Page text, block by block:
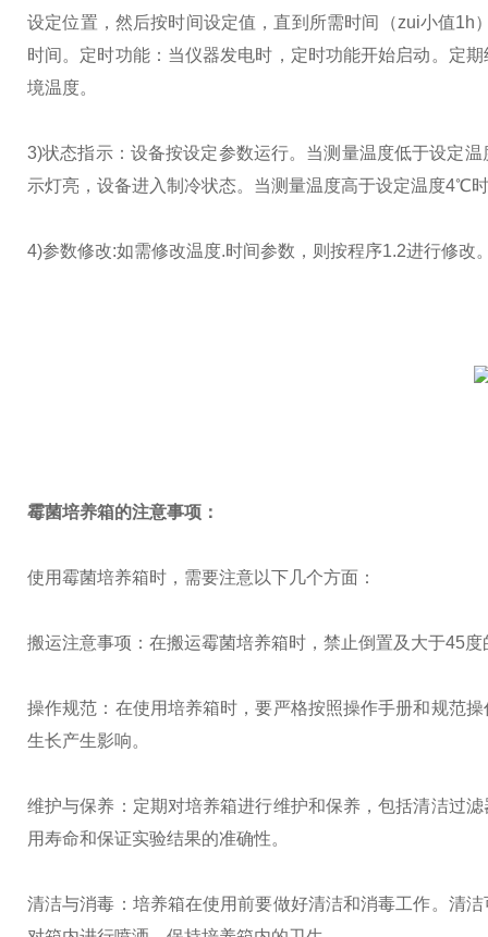
设定位置，然后按时间设定值，直到所需时间（zui小值
时间。定时功能：当仪器发电时，定时功能开始启动。定
境温度。
3)状态指示：设备按设定参数运行。当测量温度低于设定
示灯亮，设备进入制冷状态。当测量温度高于设定温度4℃
4)参数修改:如需修改温度.时间参数，则按程序1.2进行修改
霉菌培养箱的注意事项：
使用霉菌培养箱时，需要注意以下几个方面：
搬运注意事项：在搬运霉菌培养箱时，禁止倒置及大于45度
操作规范：在使用培养箱时，要严格按照操作手册和规范
生长产生影响。
维护与保养：定期对培养箱进行维护和保养，包括清洁过
用寿命和保证实验结果的准确性。
清洁与消毒：培养箱在使用前要做好清洁和消毒工作。清